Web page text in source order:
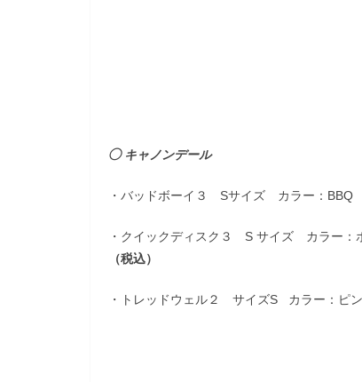
◯ キャノンデール
・バッドボーイ３ Sサイズ カラー：BBQ
・クイックディスク３ S サイズ カラー：
（税込）
・トレッドウェル２ サイズS カラー：ピ